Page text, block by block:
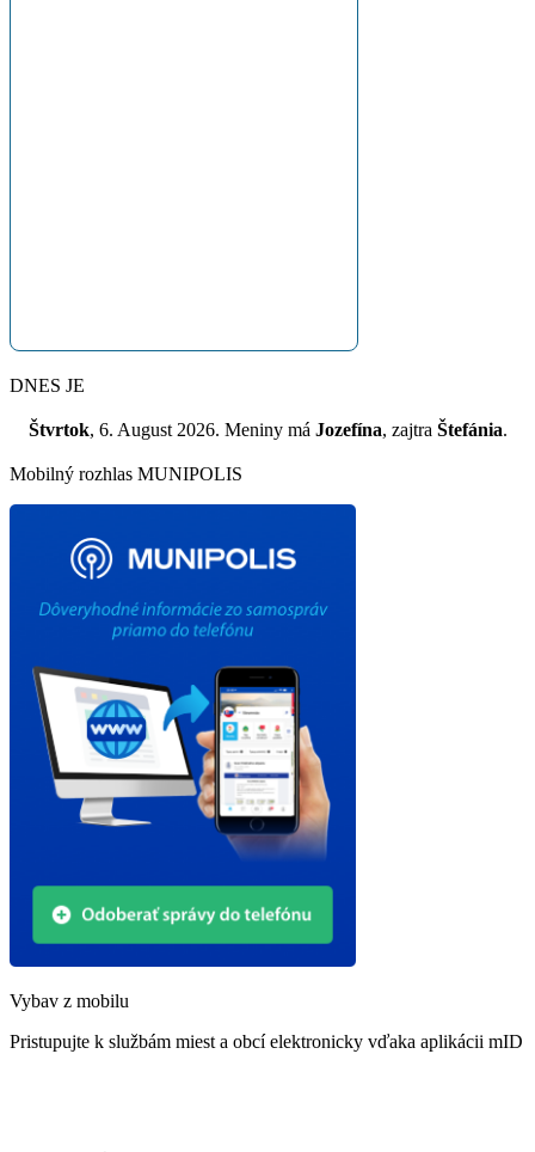
DNES JE
Štvrtok, 6. August 2026. Meniny má Jozefína, zajtra Štefánia.
Mobilný rozhlas MUNIPOLIS
Vybav z mobilu
Pristupujte k službám miest a obcí elektronicky vďaka aplikácii mID